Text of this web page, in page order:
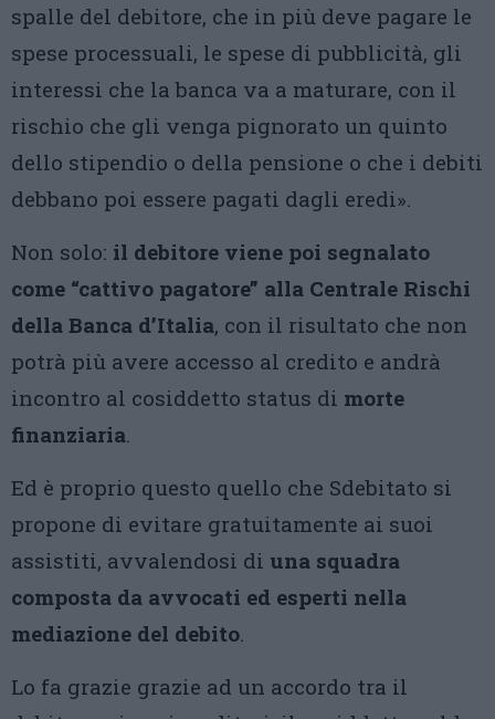
spalle del debitore, che in più deve pagare le
spese processuali, le spese di pubblicità, gli
interessi che la banca va a maturare, con il
rischio che gli venga pignorato un quinto
dello stipendio o della pensione o che i debiti
debbano poi essere pagati dagli eredi».
Non solo: il debitore viene poi segnalato
come “cattivo pagatore” alla Centrale Rischi
della Banca d’Italia, con il risultato che non
potrà più avere accesso al credito e andrà
incontro al cosiddetto status di morte
finanziaria.
Ed è proprio questo quello che Sdebitato si
propone di evitare gratuitamente ai suoi
assistiti, avvalendosi di una squadra
composta da avvocati ed esperti nella
mediazione del debito.
Lo fa grazie grazie ad un accordo tra il